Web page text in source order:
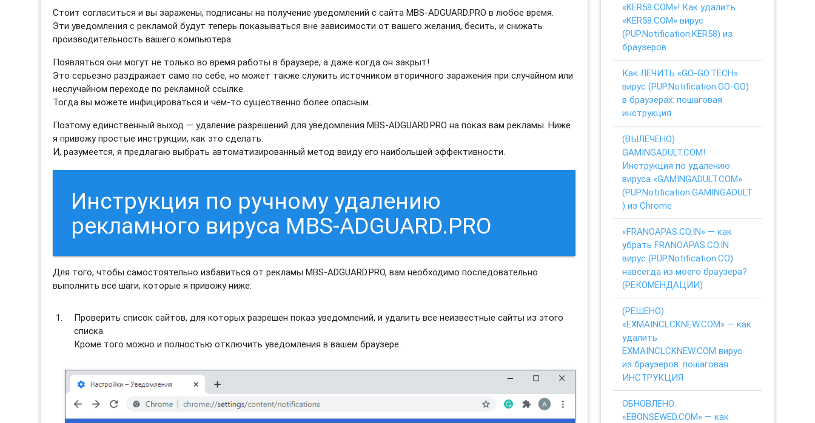
Стоит согласиться и вы заражены, подписаны на получение уведомлений с сайта MBS-ADGUARD.PRO в любое время.
Эти уведомления с рекламой будут теперь показываться вне зависимости от вашего желания, бесить, и снижать
производительность вашего компьютера.
Появляться они могут не только во время работы в браузере, а даже когда он закрыт!
Это серьезно раздражает само по себе, но может также служить источником вторичного заражения при случайном или
неслучайном переходе по рекламной ссылке.
Тогда вы можете инфицироваться и чем-то существенно более опасным.
Поэтому единственный выход — удаление разрешений для уведомления MBS-ADGUARD.PRO на показ вам рекламы. Ниже
я привожу простые инструкции, как это сделать.
И, разумеется, я предлагаю выбрать автоматизированный метод ввиду его наибольшей эффективности.
Инструкция по ручному удалению
рекламного вируса MBS-ADGUARD.PRO
Для того, чтобы самостоятельно избавиться от рекламы MBS-ADGUARD.PRO, вам необходимо последовательно
выполнить все шаги, которые я привожу ниже:
Проверить список сайтов, для которых разрешен показ уведомлений, и удалить все неизвестные сайты из этого
списка.
Кроме того можно и полностью отключить уведомления в вашем браузере.
«KER58.COM»! Как удалить
«KER58.COM» вирус
(PUP.Notification.KER58) из
браузеров
Как ЛЕЧИТЬ «GO-GO.TECH»
вирус (PUP.Notification.GO-GO)
в браузерах: пошаговая
инструкция
(ВЫЛЕЧЕНО)
GAMINGADULT.COM!
Инструкция по удалению
вируса «GAMINGADULT.COM»
(PUP.Notification.GAMINGADULT
) из Chrome
«FRANOAPAS.CO.IN» — как
убрать FRANOAPAS.CO.IN
вирус (PUP.Notification.CO)
навсегда из моего браузера?
(РЕКОМЕНДАЦИИ)
(РЕШЕНО)
«EXMAINCLCKNEW.COM» — как
удалить
EXMAINCLCKNEW.COM вирус
из браузеров: пошаговая
ИНСТРУКЦИЯ
ОБНОВЛЕНО:
«EBONSEWED.COM» — как